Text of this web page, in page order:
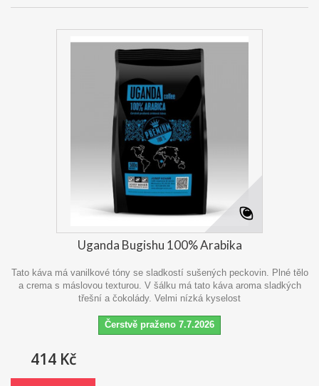
Uganda Bugishu 100% Arabika
Tato káva má vanilkové tóny se sladkostí sušených peckovin. Plné tělo
a crema s máslovou texturou. V šálku má tato káva aroma sladkých
třešní a čokolády. Velmi nízká kyselost
Čerstvě praženo 7.7.2026
414 Kč